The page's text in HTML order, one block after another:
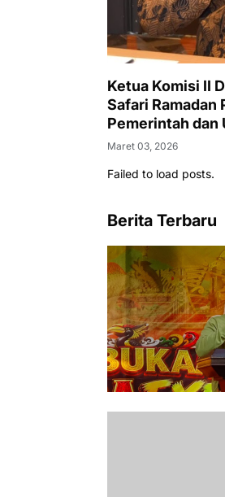
Ketua Komisi II
Safari Ramadan
Pemerintah dan
Maret 03, 2026
Failed to load posts.
Berita Terbaru